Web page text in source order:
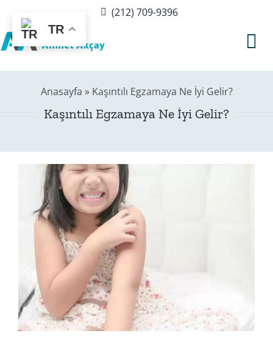
content
(212) 709-9396
Hakkımda
Blog
Editör
İletişim
Online İşlemler
Anasayfa » Kaşıntılı Egzamaya Ne İyi Gelir?
Kaşıntılı Egzamaya Ne İyi Gelir?
TR